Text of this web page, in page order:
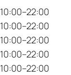
10:00–22:00
10:00–22:00
10:00–22:00
10:00–22:00
10:00–22:00